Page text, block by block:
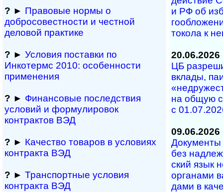
? ► Правовые нормы о
добросовестности и чест­ной
деловой практике
? ► Условия поставки по
Инкотермс 2010: осо­бен­нос­ти
применения
? ► Финансовые последствия
условий и формулировок
контрактов ВЭД
? ► Качество товаров в условиях
контракта ВЭД
? ► Транспортные условия
контракта ВЭД
и РФ об
то­ко­ла к
20.06.2026
ЦБ
вкла­ды,
на об­щую
с
09.06.2026
Документы
без
ский язык
ор­га­на­ми
да­ми в